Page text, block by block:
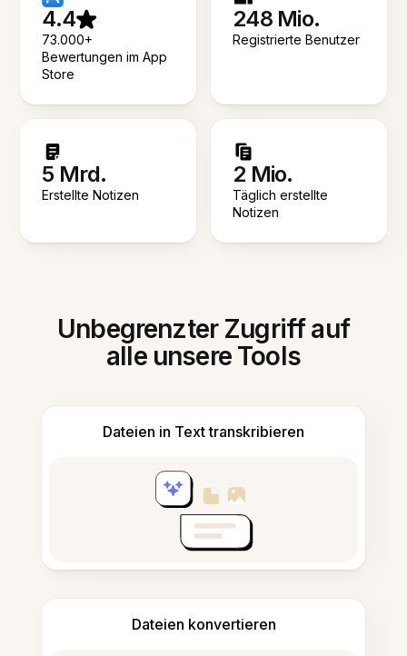
4.4
73.000+
Bewertungen im App
Store
248 Mio.
Registrierte Benutzer
5 Mrd.
Erstellte Notizen
2 Mio.
Täglich erstellte
Notizen
Unbegrenzter Zugriff auf
alle unsere Tools
Dateien in Text transkribieren
Dateien konvertieren